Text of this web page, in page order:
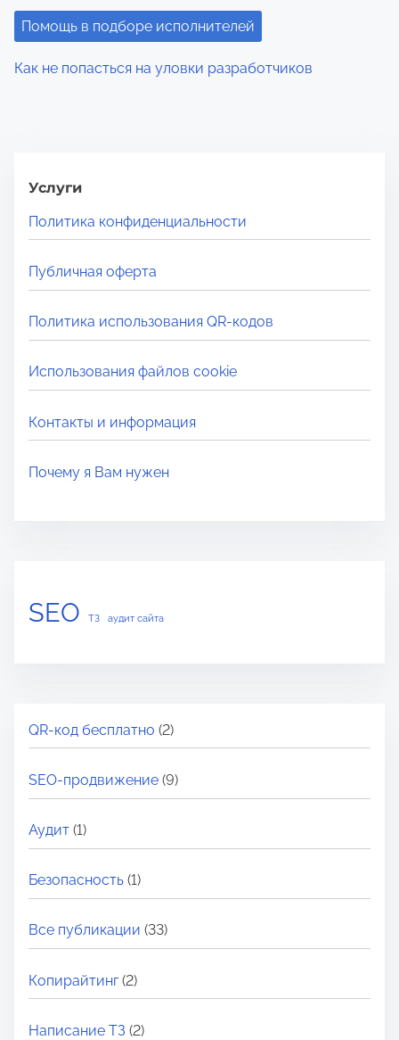
Помощь в подборе исполнителей
Как не попасться на уловки разработчиков
Услуги
Политика конфиденциальности
Публичная оферта
Политика использования QR-кодов
Использования файлов cookie
Контакты и информация
Почему я Вам нужен
SEO ТЗ аудит сайта
QR-код бесплатно (2)
SEO-продвижение (9)
Аудит (1)
Безопасность (1)
Все публикации (33)
Копирайтинг(2)
Написание ТЗ (2)